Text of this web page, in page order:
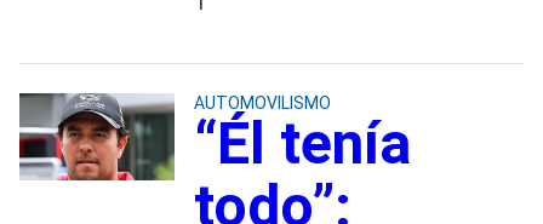
AUTOMOVILISMO
“Él tenía
todo”: